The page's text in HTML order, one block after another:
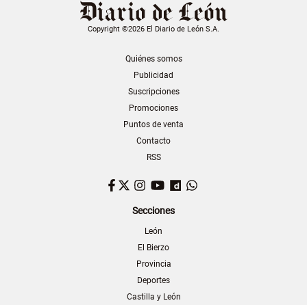
Copyright ©2026 El Diario de León S.A.
Quiénes somos
Publicidad
Suscripciones
Promociones
Puntos de venta
Contacto
RSS
Facebook
TwitterInstagram
YouTubeDailymotion
Secciones
León
El Bierzo
Provincia
Deportes
Castilla y León